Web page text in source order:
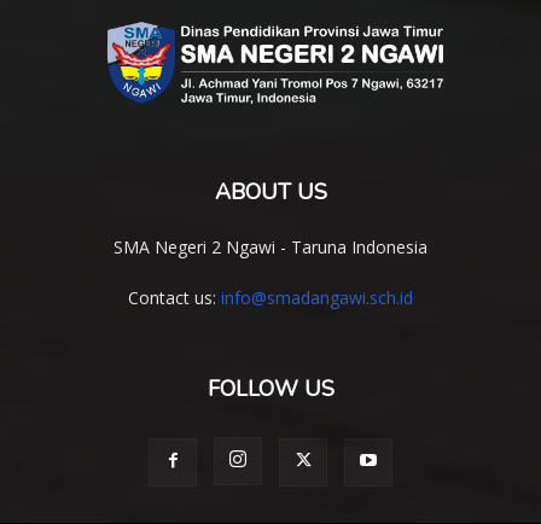
ABOUT US
SMA Negeri 2 Ngawi - Taruna Indonesia
Contact us: info@smadangawi.sch.id
FOLLOW US